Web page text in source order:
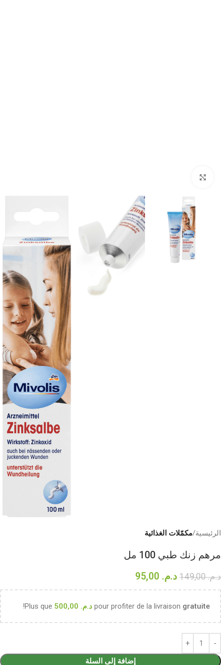
الرئيسية مكمّلات الغذائية
مرهم زنك طبي 100 مل
د.م.149,00 د.م.
Plus que د.م. pour profiter de la livraison gratuite
!
إضافة إلى السلة